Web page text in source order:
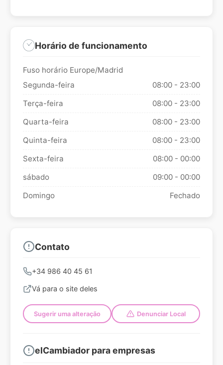
Horário de funcionamento
Fuso horário Europe/Madrid
Segunda-feira
08:00 - 23:00
Terça-feira
08:00 - 23:00
Quarta-feira
08:00 - 23:00
Quinta-feira
08:00 - 23:00
Sexta-feira
08:00 - 00:00
sábado
09:00 - 00:00
Domingo
Fechado
Contato
+34 986 40 45 61
Vá para o site deles
Sugerir uma alteração Denunciar Local
elCambiador para empresas